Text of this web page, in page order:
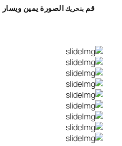
قم بتحريك الصورة يمين ويسار